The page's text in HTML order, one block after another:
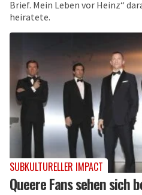
Brief. Mein Leben vor Heinz“
heiratete.
SUBKULTURELLER IMPACT
Queere Fans sehen sich